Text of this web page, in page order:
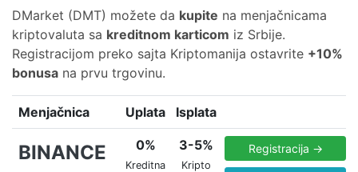
DMarket (DMT) možete da kupite na menjačnicama
kriptovaluta sa kreditnom karticom iz Srbije.
Registracijom preko sajta Kriptomanija ostavrite +10%
bonusa na prvu trgovinu.
Menjačnica Uplata Isplata
BINANCE 0%
Kreditna
3-5%
Kripto
Registracija →